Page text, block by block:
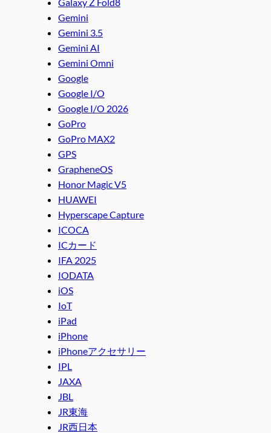
Gemini
Gemini 3.5
Gemini AI
Gemini Omni
Google
Google I/O
Google I/O 2026
GoPro
GoPro MAX2
GPS
GrapheneOS
Honor Magic V5
HUAWEI
Hyperscape Capture
ICOCA
ICカード
IFA 2025
IODATA
iOS
IoT
iPad
iPhone
iPhoneアクセサリー
IPL
JAXA
JBL
JR東海
JR西日本